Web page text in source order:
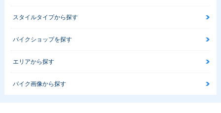
スタイルタイプから探す
バイクショップを探す
エリアから探す
バイク画像から探す